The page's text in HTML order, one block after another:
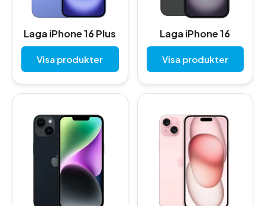
Laga iPhone 16 Plus
Visa produkter
Laga iPhone 16
Visa produkter